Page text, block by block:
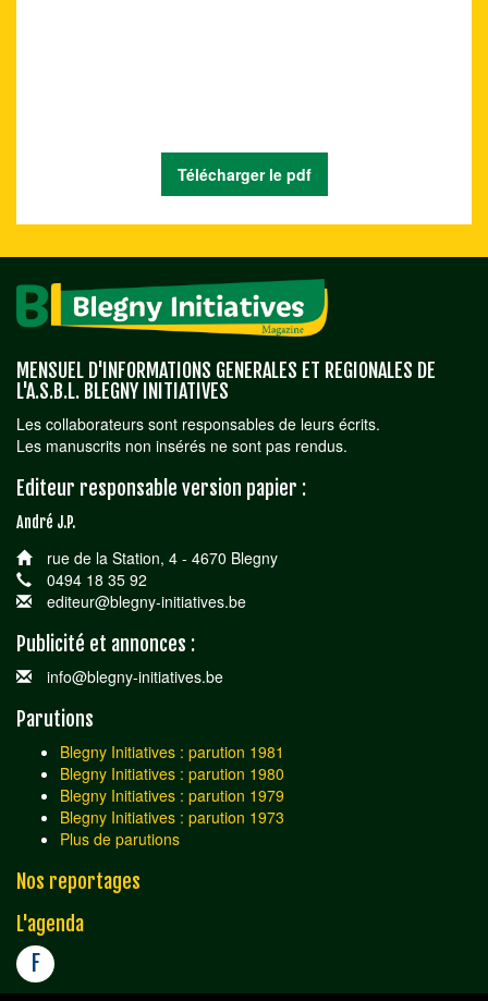
Télécharger le pdf
MENSUEL D'INFORMATIONS GENERALES ET REGIONALES DE
L'A.S.B.L. BLEGNY INITIATIVES
Les collaborateurs sont responsables de leurs écrits.
Les manuscrits non insérés ne sont pas rendus.
Editeur responsable version papier :
André J.P.
rue de la Station, 4 - 4670 Blegny
0494 18 35 92
editeur@blegny-initiatives.be
Publicité et annonces :
info@blegny-initiatives.be
Parutions
Blegny Initiatives : parution 1981
Blegny Initiatives : parution 1980
Blegny Initiatives : parution 1979
Blegny Initiatives : parution 1973
Plus de parutions
Nos reportages
L'agenda
F